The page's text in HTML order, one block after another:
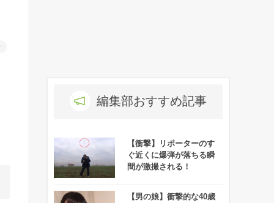
編集部おすすめ記事
【衝撃】リポーターのす
ぐ近くに爆弾が落ちる瞬
間が激撮される！
【男の娘】衝撃的な40歳